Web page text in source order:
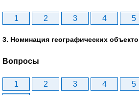
1 2 3 4 5
3. Номинация географических
Вопросы
1 2 3 4 5